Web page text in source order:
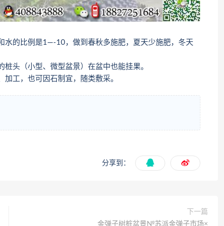
水的比例是1—-10，做到春秋多施肥，夏天少施肥，冬天
头（小型、微型盆景）在盆中也能挂果。
工，也可因石制宜，随类敷采。
分享到：
下一篇
金弹子树桩盆景№苏派金弹子市场×